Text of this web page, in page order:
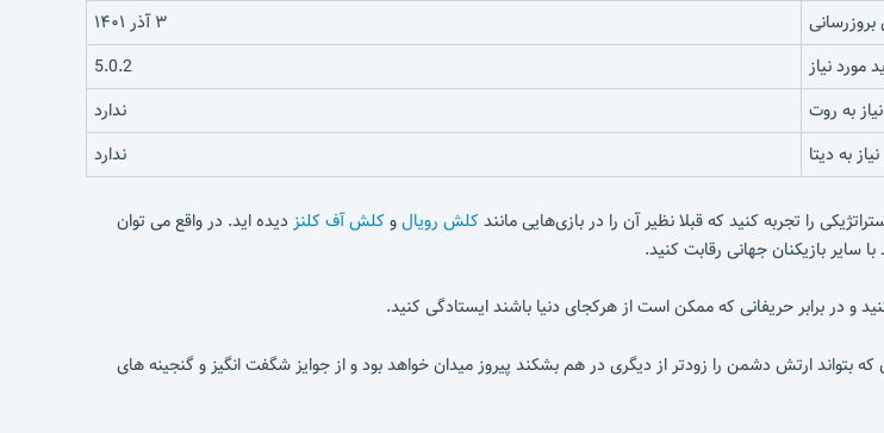
۳ آذر ۱۴۰۱
مورد نیاز
5.0.2
نیاز به روت
ندارد
نیاز به دیتا
ندارد
کلش رویالوکلش آف کلنز دیده اید. در واقع می توان
بازیکنان جهانی رقابت کنید.
و در برابر حریفانی که ممکن است از هرکجای دنیا باشند ایستادگی کنید.
بتواند ارتش دشمن را زودتر از دیگری در هم بشکند پیروز میدان خواهد بود و از جوایز شگفت انگیز و گنجینه های